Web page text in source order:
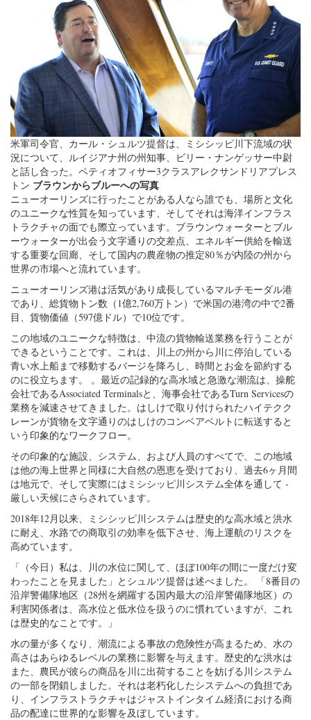
米軍司令官、カール・シュルツ提督は、ミシシッピ川下流域の状
況について、ルイジアナ州の州知事、ビリー・ナンゲッサー中尉
と話し合った。ペティオフィサー3クラスアレクサンドリアプレス
トン ブラウンからブルーへの写真
ニューオーリンズに行ったことがある人なら誰でも、場所と文化
のユニークな性質を知っています、そしてそれは海洋インフラス
トラクチャの面でも際立っています。ブラウンウォーターとブル
ーウォーターが出会う文字通りの交差点、エネルギー供給を輸送
する重要な回廊、そして国内の農産物の推定80％が内陸の州から
世界の市場へと流れています。
ニューオーリンズ港は活気があり成長しているマルチモーダル港
であり、総貨物トン数（1億2,760万トン）で米国の港湾の中で2番
目、貨物価値（597億ドル）で10位です。
この地域のユニークな特徴は、中流の貨物輸送業務を行うことが
できるということです。これは、川上の州から川に停泊している
青い水上船まで移動するバージを降ろし、時間とお金を節約する
のに役立ちます。 。最近の記録的な高水域と急激な潮流は、操舵
会社であるAssociated Terminalsと、海事会社であるTurn Servicesの
業務を減速させてきました。はしけで取り付けられたハイテクク
レーンが貨物を文字通りのはしけのコンベアベルトに転送すると
いう印象的なワークフロー。
その印象的な施設、システム、および人員のすべてで、この地域
は他の海上世界と同様に大自然の恩恵を受けており、過去6ヶ月間
は地元で、そして実際にはミシシッピ川システム全体を通して -
厳しい天候にさらされています。
2018年12月以来、ミシシッピ川システムは歴史的な高水域と洪水
に耐え、水路での商取引の効率を低下させ、海上運航のリスクを
高めています。
「（今日）私は、川の水位に関して、ほぼ100年の間に一度だけ変
わったことを見ました」とシュルツ提督は述べました。 「8番目の
沿岸警備隊地区（28州を網羅する国内最大の沿岸警備隊地区）の
利害関係者は、高水位と低水位を扱うのに慣れていますが、これ
は歴史的なことです。」
水の量が多くなり、潮流による事故の危険性が高まるため、水の
高さはあらゆるレベルの業務に影響を与えます。歴史的な洪水は
また、農民が彼らの商品を川に出荷することを妨げる川システム
の一部を閉鎖しました。それは老朽化したシステムへの負担であ
り、インフラストラクチャはジャストインタイム経済における商
品の配達に世界的な影響を及ぼしています。